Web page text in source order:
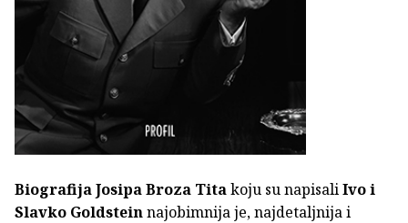
Biografija Josipa Broza Titakoju su napisaliIvo i
Slavko Goldsteinnajobimnija je, najdetaljnija i